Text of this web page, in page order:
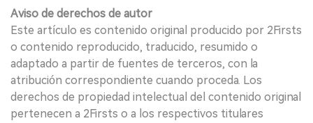
Aviso de derechos de autor
Este artículo es contenido original producido por 2Firsts
o contenido reproducido, traducido, resumido o
adaptado a partir de fuentes de terceros, con la
atribución correspondiente cuando proceda. Los
derechos de propiedad intelectual del contenido original
pertenecen a 2Firsts o a los respectivos titulares